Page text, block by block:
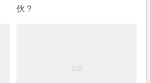
伙？